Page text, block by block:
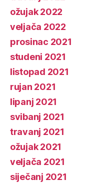
ožujak 2022
veljača 2022
prosinac 2021
studeni 2021
listopad 2021
rujan 2021
lipanj 2021
svibanj 2021
travanj 2021
ožujak 2021
veljača 2021
siječanj 2021